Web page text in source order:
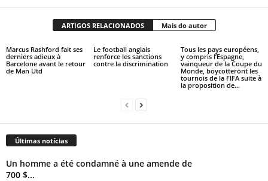
ARTIGOS RELACIONADOS Mais do autor
Marcus Rashford fait ses
derniers adieux à
Barcelone avant le retour
de Man Utd
Le football anglais
renforce les sanctions
contre la discrimination
Tous les pays européens,
y compris l’Espagne,
vainqueur de la Coupe du
Monde, boycotteront les
tournois de la FIFA suite à
la proposition de...
Últimas notícias
Un homme a été condamné à une amende de
700 $...